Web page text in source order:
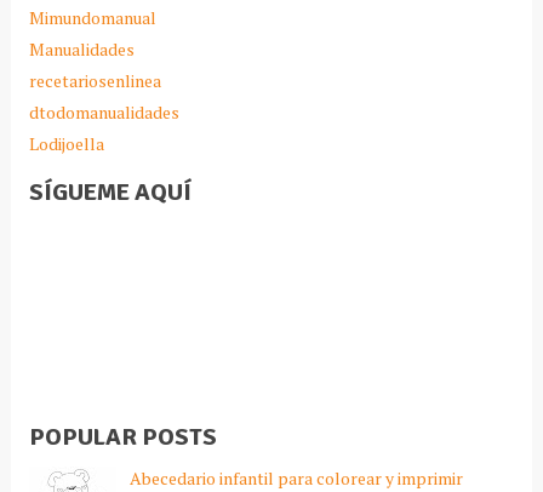
Mimundomanual
Manualidades
recetariosenlinea
dtodomanualidades
Lodijoella
SÍGUEME AQUÍ
POPULAR POSTS
Abecedario infantil para colorear y imprimir